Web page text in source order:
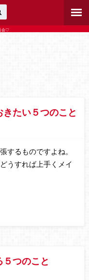
会♡
たい５つのこと
するものですよね。
うすれば上手くメイ
つのこと